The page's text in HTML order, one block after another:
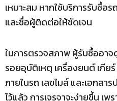
เหมาะสม หากใช้บริการรับซื้อ
และชื่อผู้ติดต่อให้ชัดเจน
ในการตรวจสภาพ ผู้รับซื้ออา
รอยอุบัติเหตุ เครื่องยนต์ เกีย
ภายในรถ เลขไมล์ และเอกส
ไว้แล้ว การเจรจาจะง่ายขึ้น เ